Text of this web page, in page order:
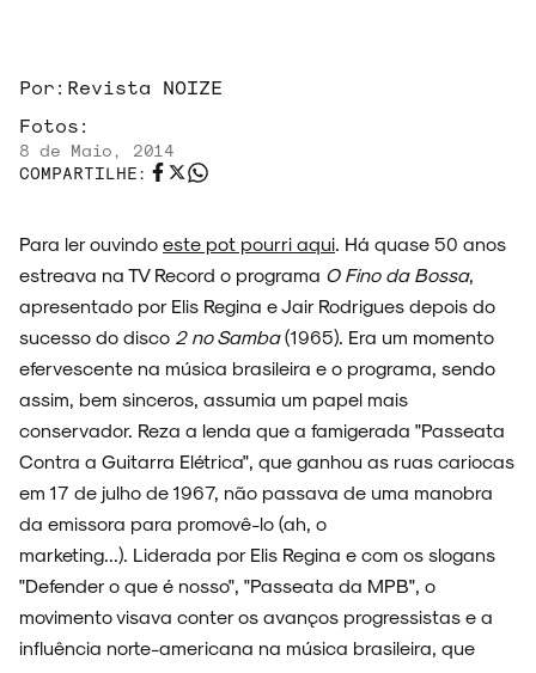
ENTREVISTAS
ESPECIAIS
FAIXA A FAIXA
NOVIDADES
Por: Revista NOIZE
Fotos:
8 de Maio, 2014
COMPARTILHE:
Para ler ouvindo este pot pourri aqui . Há quase 50 anos
estreava na TV Record o programa O Fino da Bossa,
apresentado por Elis Regina e Jair Rodrigues depois do
sucesso do disco 2 no Samba(1965). Era um momento
efervescente na música brasileira e o programa, sendo
assim, bem sinceros, assumia um papel mais
conservador. Reza a lenda que a famigerada "Passeata
Contra a Guitarra Elétrica", que ganhou as ruas cariocas
em 17 de julho de 1967, não passava de uma manobra
da emissora para promovê-lo (ah, o
marketing...). Liderada por Elis Regina e com os slogans
"Defender o que é nosso", "Passeata da MPB", o
movimento visava conter os avanços progressistas e a
influência norte-americana na música brasileira, que